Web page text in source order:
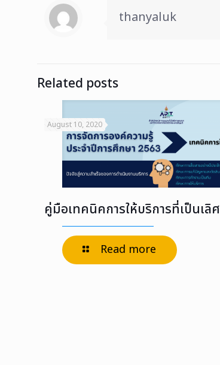
thanyaluk
Related posts
August 10, 2020
คู่มือเทคนิคการให้บริการที่เป็นเลิศ
Read more